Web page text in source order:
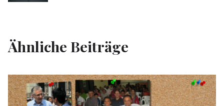
Ähnliche Beiträge